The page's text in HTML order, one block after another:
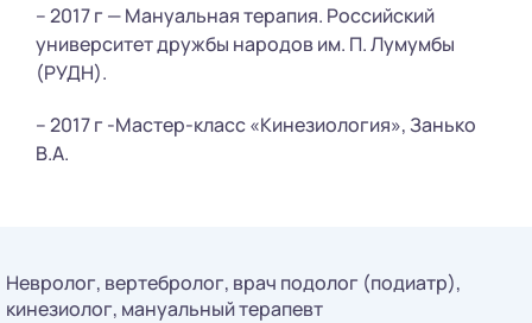
– 2017 г — Мануальная терапия. Российский
университет дружбы народов им. П. Лумумбы
(РУДН).
– 2017 г -Мастер-класс «Кинезиология», Занько
В.А.
Невролог, вертебролог, врач подолог (подиатр),
кинезиолог, мануальный терапевт